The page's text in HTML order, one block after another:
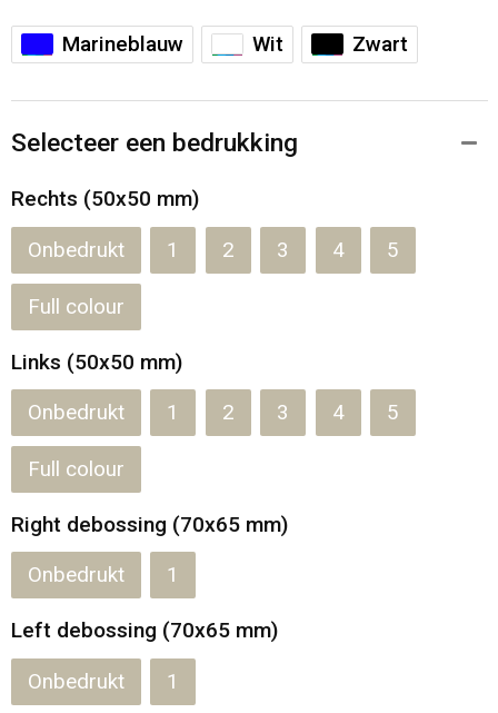
Marineblauw Wit Zwart
Selecteer een bedrukking
Rechts (50x50 mm)
Onbedrukt 1 2 3 4 5
Full colour
Links (50x50 mm)
Onbedrukt 1 2 3 4 5
Full colour
Right debossing (70x65 mm)
Onbedrukt 1
Left debossing (70x65 mm)
Onbedrukt 1